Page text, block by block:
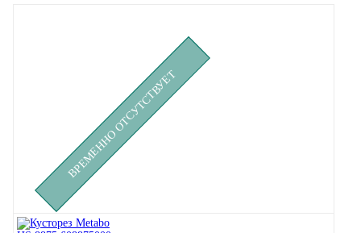
ВРЕМЕННО ОТСУТСТВУЕТ